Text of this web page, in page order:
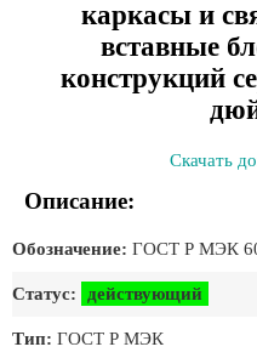
каркасы и
вставные
конструкций
Скачать
Описание:
Обозначение: ГОСТ Р МЭК
Статус: действующий
Тип: ГОСТ Р МЭК